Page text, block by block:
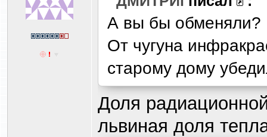
А вы бы обменяли?
От чугуна
старому дому
Доля
львиная доля